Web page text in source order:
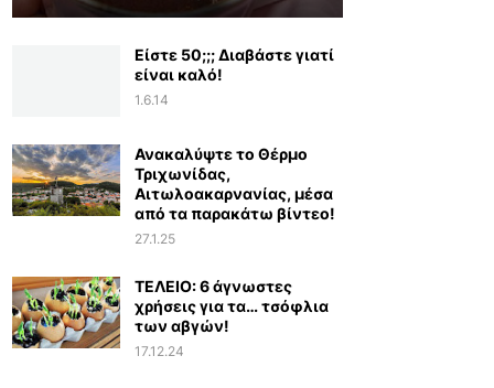
Είστε 50;;; Διαβάστε γιατί
είναι καλό!
1.6.14
Ανακαλύψτε το Θέρμο
Τριχωνίδας,
Αιτωλοακαρνανίας, μέσα
από τα παρακάτω βίντεο!
27.1.25
ΤΕΛΕΙΟ: 6 άγνωστες
χρήσεις για τα… τσόφλια
των αβγών!
17.12.24